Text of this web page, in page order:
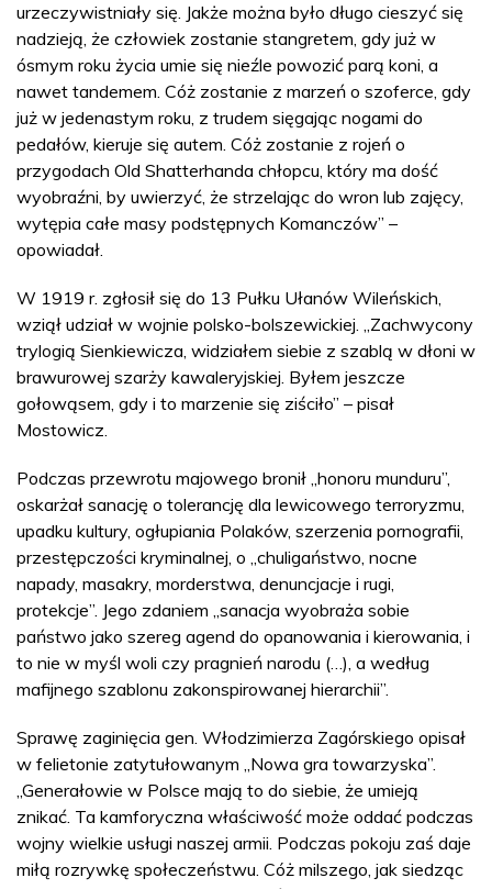
urzeczywistniały się. Jakże można było długo cieszyć się
nadzieją, że człowiek zostanie stangretem, gdy już w
ósmym roku życia umie się nieźle powozić parą koni, a
nawet tandemem. Cóż zostanie z marzeń o szoferce, gdy
już w jedenastym roku, z trudem sięgając nogami do
pedałów, kieruje się autem. Cóż zostanie z rojeń o
przygodach Old Shatterhanda chłopcu, który ma dość
wyobraźni, by uwierzyć, że strzelając do wron lub zajęcy,
wytępia całe masy podstępnych Komanczów” –
opowiadał.
W 1919 r. zgłosił się do 13 Pułku Ułanów Wileńskich,
wziął udział w wojnie polsko-bolszewickiej. „Zachwycony
trylogią Sienkiewicza, widziałem siebie z szablą w dłoni w
brawurowej szarży kawaleryjskiej. Byłem jeszcze
gołowąsem, gdy i to marzenie się ziściło” – pisał
Mostowicz.
Podczas przewrotu majowego bronił „honoru munduru”,
oskarżał sanację o tolerancję dla lewicowego terroryzmu,
upadku kultury, ogłupiania Polaków, szerzenia pornografii,
przestępczości kryminalnej, o „chuligaństwo, nocne
napady, masakry, morderstwa, denuncjacje i rugi,
protekcje”. Jego zdaniem „sanacja wyobraża sobie
państwo jako szereg agend do opanowania i kierowania, i
to nie w myśl woli czy pragnień narodu (…), a według
mafijnego szablonu zakonspirowanej hierarchii”.
Sprawę zaginięcia gen. Włodzimierza Zagórskiego opisał
w felietonie zatytułowanym „Nowa gra towarzyska”.
„Generałowie w Polsce mają to do siebie, że umieją
znikać. Ta kamforyczna właściwość może oddać podczas
wojny wielkie usługi naszej armii. Podczas pokoju zaś daje
miłą rozrywkę społeczeństwu. Cóż milszego, jak siedząc